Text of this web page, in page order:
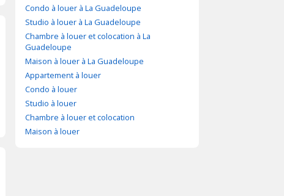
Condo à louer à La Guadeloupe
Studio à louer à La Guadeloupe
Chambre à louer et colocation à La
Guadeloupe
Maison à louer à La Guadeloupe
Appartement à louer
Condo à louer
Studio à louer
Chambre à louer et colocation
Maison à louer